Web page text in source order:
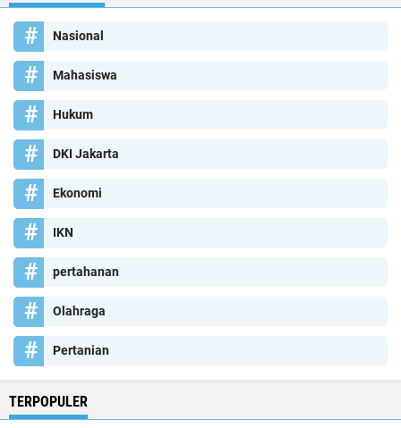
Nasional
Mahasiswa
Hukum
DKI Jakarta
Ekonomi
IKN
pertahanan
Olahraga
Pertanian
TERPOPULER